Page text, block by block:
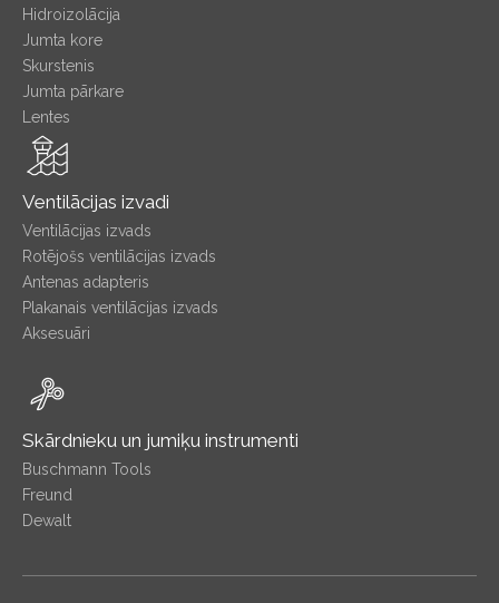
Hidroizolācija
Jumta kore
Skurstenis
Jumta pārkare
Lentes
Ventilācijas izvadi
Ventilācijas izvads
Rotējošs ventilācijas izvads
Antenas adapteris
Plakanais ventilācijas izvads
Aksesuāri
Skārdnieku un jumiķu instrumenti
Buschmann Tools
Freund
Dewalt